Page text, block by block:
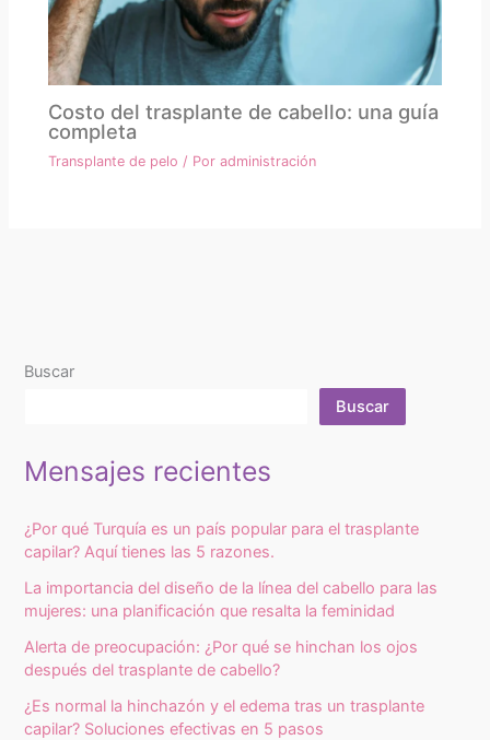
Costo del trasplante de cabello: una guía
completa
Transplante de pelo / Poradministración
Buscar
Buscar
Mensajes recientes
¿Por qué Turquía es un país popular para el trasplante
capilar? Aquí tienes las 5 razones.
La importancia del diseño de la línea del cabello para las
mujeres: una planificación que resalta la feminidad
Alerta de preocupación: ¿Por qué se hinchan los ojos
después del trasplante de cabello?
¿Es normal la hinchazón y el edema tras un trasplante
capilar? Soluciones efectivas en 5 pasos